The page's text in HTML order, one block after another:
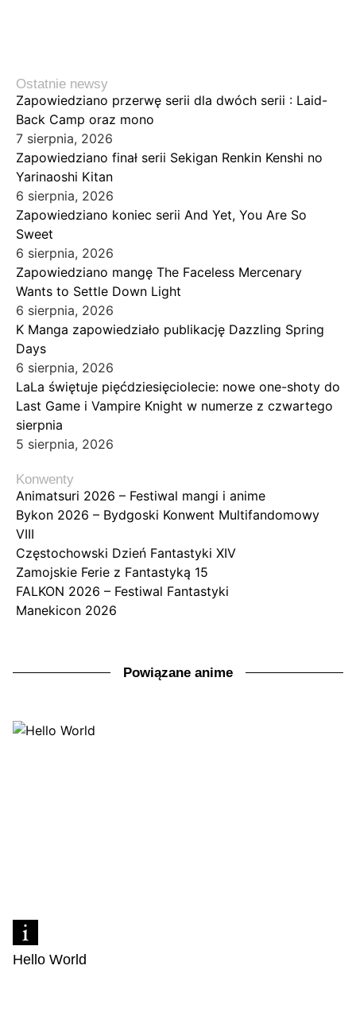
Ostatnie newsy
Zapowiedziano przerwę serii dla dwóch serii : Laid-
Back Camp oraz mono
7 sierpnia, 2026
Zapowiedziano finał serii Sekigan Renkin Kenshi no
Yarinaoshi Kitan
6 sierpnia, 2026
Zapowiedziano koniec serii And Yet, You Are So
Sweet
6 sierpnia, 2026
Zapowiedziano mangę The Faceless Mercenary
Wants to Settle Down Light
6 sierpnia, 2026
K Manga zapowiedziało publikację Dazzling Spring
Days
6 sierpnia, 2026
LaLa świętuje pięćdziesięciolecie: nowe one-shoty do
Last Game i Vampire Knight w numerze z czwartego
sierpnia
5 sierpnia, 2026
Konwenty
Animatsuri 2026 – Festiwal mangi i anime
Bykon 2026 – Bydgoski Konwent Multifandomowy
VIII
Częstochowski Dzień Fantastyki XIV
Zamojskie Ferie z Fantastyką 15
FALKON 2026 – Festiwal Fantastyki
Manekicon 2026
Powiązane anime
Hello World